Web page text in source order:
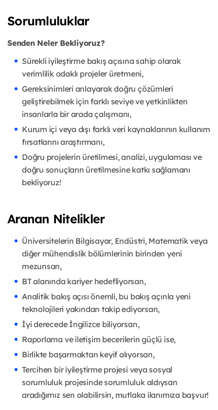
Sorumluluklar
Senden Neler Bekliyoruz?
Sürekli iyileştirme bakış açısına sahip olarak
verimlilik odaklı projeler üretmeni,
Gereksinimleri anlayarak doğru çözümleri
geliştirebilmek için farklı seviye ve yetkinlikten
insanlarla bir arada çalışmanı,
Kurum içi veya dışı farklı veri kaynaklarının kullanım
fırsatlarını araştırmanı,
Doğru projelerin üretilmesi, analizi, uygulaması ve
doğru sonuçların üretilmesine katkı sağlamanı
bekliyoruz!
Aranan Nitelikler
Üniversitelerin Bilgisayar, Endüstri, Matematik veya
diğer mühendislik bölümlerinin birinden yeni
mezunsan,
BT alanında kariyer hedefliyorsan,
Analitik bakış açısı önemli, bu bakış açınla yeni
teknolojileri yakından takip ediyorsan,
İyi derecede İngilizce biliyorsan,
Raporlama ve iletişim becerilerin güçlü ise,
Birlikte başarmaktan keyif alıyorsan,
Tercihen bir iyileştirme projesi veya sosyal
sorumluluk projesinde sorumluluk aldıysan
aradığımız sen olabilirsin, mutlaka ilanımıza başvur!